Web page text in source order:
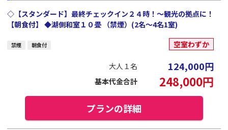
◇【スタンダード】最終チェックイン２４時！～観光の拠点に！
【朝食付】 ◆湖側和室１０畳 （禁煙）(2名～4名1室)
禁煙 朝食付 空室わずか
大人１名 124,000円
基本代金合計 248,000円
プランの詳細